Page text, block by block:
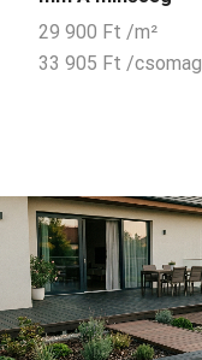
29 900 Ft /m²
33 905 Ft /csomag